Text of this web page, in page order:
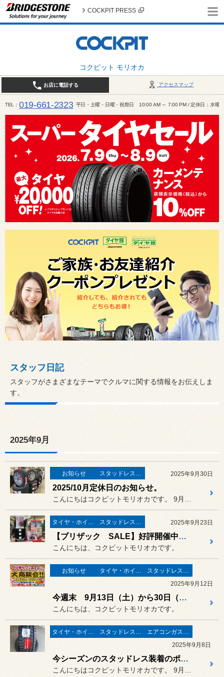
コクピット モリオカ
COCKPIT PRESS
アクセスマップ
お店に電話する
TEL 019-661-2323 平日・土曜・日曜・祝祭日 10:00 AM ～ 7:00 PM / 定休日：水曜
スタッフ日記
スタッフがさまざまなテーマでクルマに関する情報をお伝えしま
す。
2025年9月
お知らせ スタッドレスタイヤ 「BLIZZAK」 2025年9月30日
2025/10月定休日のお知らせ。
タイヤ・ホイール スタッドレスタイヤ 「BLIZZAK」 2025年9月23日
【ブリザック SALE】好評開催中です☆
こんにちは、コクピットモリオカです。
お知らせ タイヤ・ホイール
スタッドレスタイヤ 「BLIZZAK」
2025年9月12日
今週末 9月13日（土）から30日（火）まで、毎年恒例の「ブリザック大商談会」を開催いたします！！
こんにちは、コクピットモリオカです。
タイヤ・ホイール スタッドレスタイヤ 「BLIZZAK」
エアコンガス・リフレッシュ
2025年9月8日
今シーズンのスタッドレス装着のポールは？